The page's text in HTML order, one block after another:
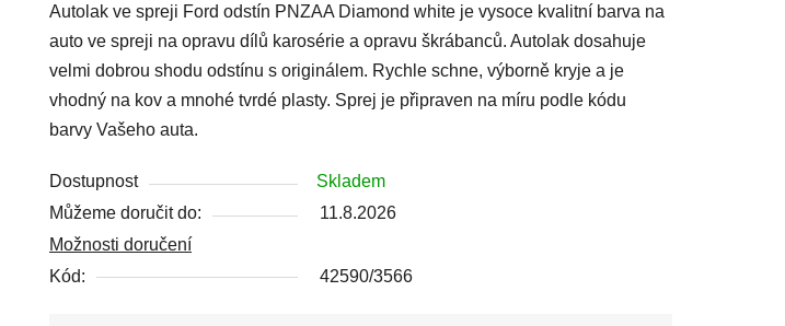
je
0,0
z
5
hvězdiček.
Autolak ve spreji Ford odstín PNZAA Diamond white je vysoce kvalitní barva na
auto ve spreji na opravu dílů karosérie a opravu škrábanců. Autolak dosahuje
velmi dobrou shodu odstínu s originálem. Rychle schne, výborně kryje a je
vhodný na kov a mnohé tvrdé plasty. Sprej je připraven na míru podle kódu
barvy Vašeho auta.
Dostupnost
Skladem
Můžeme doručit do:
11.8.2026
Možnosti doručení
Kód:
42590/3566